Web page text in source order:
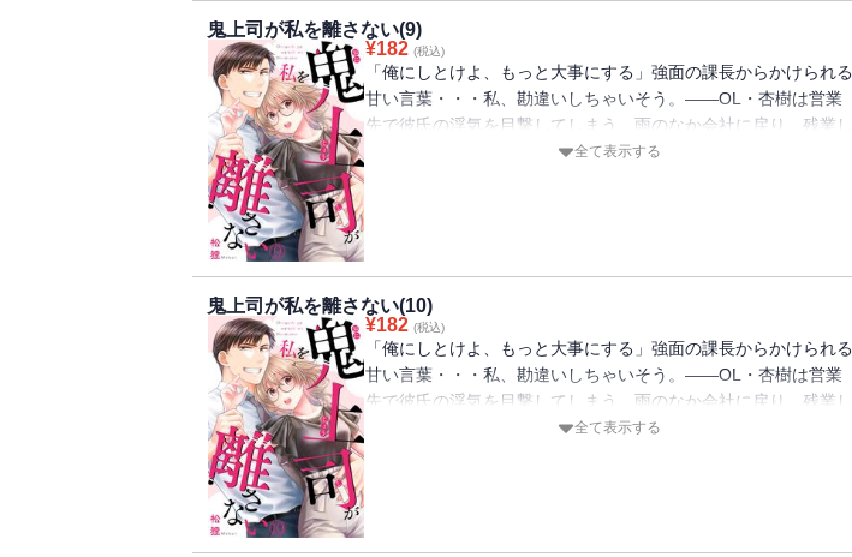
鬼上司が私を離さない(9)
¥182 (税込)
「俺にしとけよ、もっと大事にする」強面の課長からかけられる
甘い言葉・・・私、勘違いしちゃいそう。――OL・杏樹は営業
先で彼氏の浮気を目撃してしまう。雨のなか会社に戻り、残業し
ながら落ち込んでいると優しくジャケットをかぶせてくれる男性
きれない彼氏が再び接近してきて・・・
全て表示する
鬼上司が私を離さない(10)
¥182 (税込)
「俺にしとけよ、もっと大事にする」強面の課長からかけられる
甘い言葉・・・私、勘違いしちゃいそう。――OL・杏樹は営業
先で彼氏の浮気を目撃してしまう。雨のなか会社に戻り、残業し
ながら落ち込んでいると優しくジャケットをかぶせてくれる男性
全て表示する